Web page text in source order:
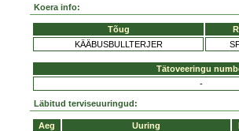
Koera info:
Tõug
KÄÄBUSBULLTERJER
Tätoveeringu
-
Läbitud terviseuuringud:
Aeg Uuring